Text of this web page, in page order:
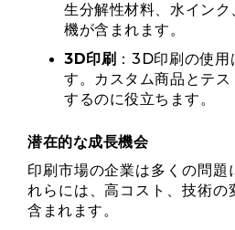
生分解性材料、水イン
機が含まれます。
3D印刷 ：3D印刷の使
す。カスタム商品とテ
するのに役立ちます。
潜在的な成長機会
印刷市場の企業は多くの問題
れらには、高コスト、技術の
含まれます。